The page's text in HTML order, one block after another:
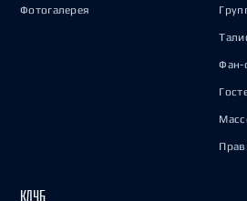
Фотогалерея
Фан-
КЛУБ